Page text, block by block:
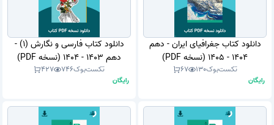
دانلود کتاب جغرافیای ایران - دهم
1404 - 1405 (نسخه PDF)
تکست‌بوک130
67
رایگان
دانلود کتاب فارسی و نگارش (1) -
دهم 1403 - 1404 (نسخه PDF)
تکست‌بوک746
427
رایگان